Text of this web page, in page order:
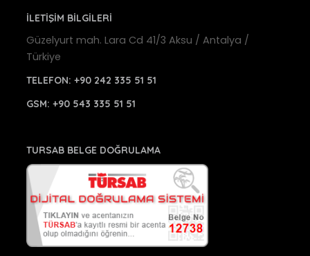
İLETİŞİM BİLGİLERİ
Güzelyurt mah. Lara Cd 41/3 Aksu / Antalya /
Türkiye
TELEFON: +90 242 335 51 51
GSM: +90 543 335 51 51
TURSAB BELGE DOĞRULAMA